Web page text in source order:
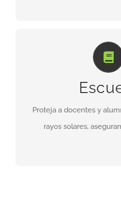
Proteja a docentes y
rayos solares,
Diseñada para garantizar
durante las actividades al
VER